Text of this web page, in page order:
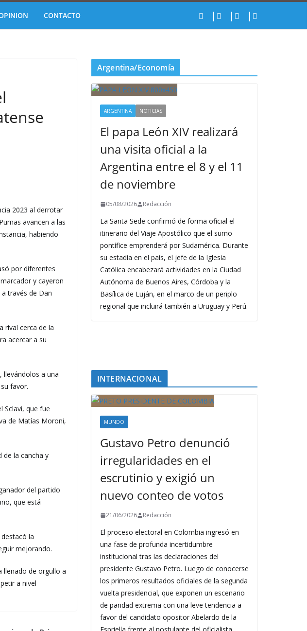
CONTACTO
2023 al derrotar
avancen a las
habiendo
por diferentes
y cayeron
través de Dan
rival cerca de la
acercar a su
llevándolos a una
favor.
Sclavi, que fue
de Matías Moroni,
de la cancha y
del partido
que está
la
mejorando.
llenado de orgullo a
a nivel
Argentina/Economía
ARGENTINA NOTICIAS
El papa León XIV realizará
una visita oficial a la
Argentina entre el 8 y el 11
de noviembre
05/08/2026 Redacción
La Santa Sede confirmó de forma oficial el
itinerario del Viaje Apostólico que el sumo
pontífice emprenderá por Sudamérica. Durante
su estadía en el país, el jefe de la Iglesia
Católica encabezará actividades en la Ciudad
Autónoma de Buenos Aires, Córdoba y la
Basílica de Luján, en el marco de un periplo
regional que incluirá también a Uruguay y Perú.
INTERNACIONAL
MUNDO
Gustavo Petro denunció
irregularidades en el
escrutinio y exigió un
nuevo conteo de votos
21/06/2026 Redacción
El proceso electoral en Colombia ingresó en
una fase de profunda incertidumbre
institucional tras las declaraciones del
presidente Gustavo Petro. Luego de conocerse
los primeros resultados oficiales de la segunda
vuelta presidencial, que exponen un escenario
de paridad extrema con una leve tendencia a
favor del candidato opositor Abelardo de la